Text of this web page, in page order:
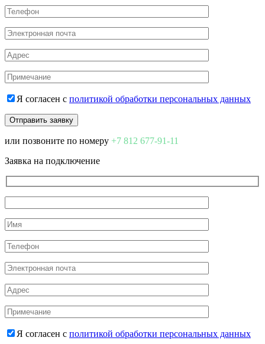
Я согласен с политикой обработки персональных данных
или позвоните по номеру +7 812 677-91-11
Заявка на подключение
Я согласен с политикой обработки персональных данных